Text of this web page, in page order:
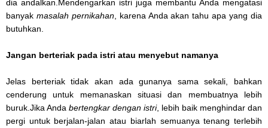
dia andalkan.Mendengarkan istri juga membantu Anda mengatasi
banyak masalah pernikahan, karena Anda akan tahu apa yang dia
butuhkan.
Jangan berteriak pada istri atau menyebut namanya
Jelas berteriak tidak akan ada gunanya sama sekali, bahkan
cenderung untuk memanaskan situasi dan membuatnya lebih
buruk.Jika Anda bertengkar dengan istri, lebih baik menghindar dan
pergi untuk berjalan-jalan atau biarlah semuanya tenang terlebih